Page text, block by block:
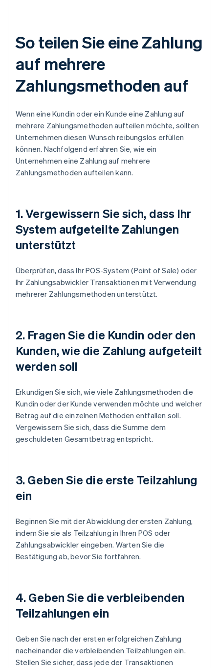
So teilen Sie eine Zahlung
auf mehrere
Zahlungsmethoden auf
Wenn eine Kundin oder ein Kunde eine Zahlung auf
mehrere Zahlungsmethoden aufteilen möchte, sollten
Unternehmen diesen Wunsch reibungslos erfüllen
können. Nachfolgend erfahren Sie, wie ein
Unternehmen eine Zahlung auf mehrere
Zahlungsmethoden aufteilen kann.
1. Vergewissern Sie sich, dass Ihr
System aufgeteilte Zahlungen
unterstützt
Überprüfen, dass Ihr POS-System (Point of Sale) oder
Ihr Zahlungsabwickler Transaktionen mit Verwendung
mehrerer Zahlungsmethoden unterstützt.
2. Fragen Sie die Kundin oder den
Kunden, wie die Zahlung aufgeteilt
werden soll
Erkundigen Sie sich, wie viele Zahlungsmethoden die
Kundin oder der Kunde verwenden möchte und welcher
Betrag auf die einzelnen Methoden entfallen soll.
Vergewissern Sie sich, dass die Summe dem
geschuldeten Gesamtbetrag entspricht.
3. Geben Sie die erste Teilzahlung
ein
Beginnen Sie mit der Abwicklung der ersten Zahlung,
indem Sie sie als Teilzahlung in Ihren POS oder
Zahlungsabwickler eingeben. Warten Sie die
Bestätigung ab, bevor Sie fortfahren.
4. Geben Sie die verbleibenden
Teilzahlungen ein
Geben Sie nach der ersten erfolgreichen Zahlung
nacheinander die verbleibenden Teilzahlungen ein.
Stellen Sie sicher, dass jede der Transaktionen